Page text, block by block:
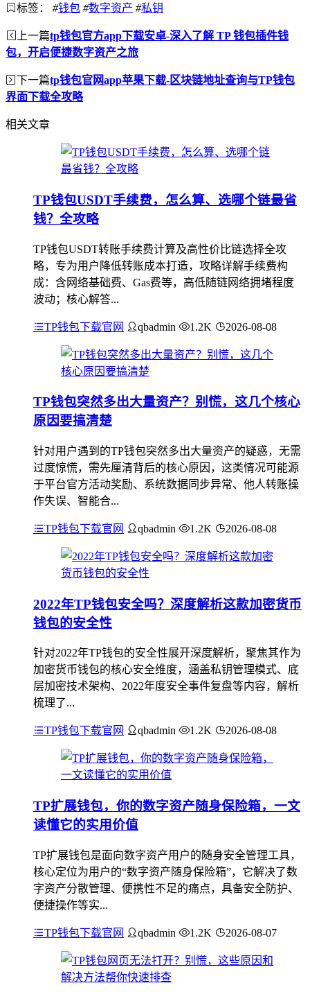
标签： #钱包 #数字资产 #私钥
上一篇tp钱包官方app下载安卓-深入了解 TP 钱包插件钱
包，开启便捷数字资产之旅
下一篇tp钱包官网app苹果下载-区块链地址查询与TP钱包
界面下载全攻略
相关文章
TP钱包USDT手续费，怎么算、选哪个链最省
钱？全攻略
TP钱包USDT转账手续费计算及高性价比链选择全攻
略，专为用户降低转账成本打造，攻略详解手续费构
成：含网络基础费、Gas费等，高低随链网络拥堵程度
波动；核心解答...
TP钱包下载官网 qbadmin 1.2K 2026-08-08
TP钱包突然多出大量资产？别慌，这几个核心
原因要搞清楚
针对用户遇到的TP钱包突然多出大量资产的疑惑，无需
过度惊慌，需先厘清背后的核心原因，这类情况可能源
于平台官方活动奖励、系统数据同步异常、他人转账操
作失误、智能合...
TP钱包下载官网 qbadmin 1.2K 2026-08-08
2022年TP钱包安全吗？深度解析这款加密货币
钱包的安全性
针对2022年TP钱包的安全性展开深度解析，聚焦其作为
加密货币钱包的核心安全维度，涵盖私钥管理模式、底
层加密技术架构、2022年度安全事件复盘等内容，解析
梳理了...
TP钱包下载官网 qbadmin 1.2K 2026-08-08
TP扩展钱包，你的数字资产随身保险箱，一文
读懂它的实用价值
TP扩展钱包是面向数字资产用户的随身安全管理工具，
核心定位为用户的“数字资产随身保险箱”，它解决了数
字资产分散管理、便携性不足的痛点，具备安全防护、
便捷操作等实...
TP钱包下载官网 qbadmin 1.2K 2026-08-07